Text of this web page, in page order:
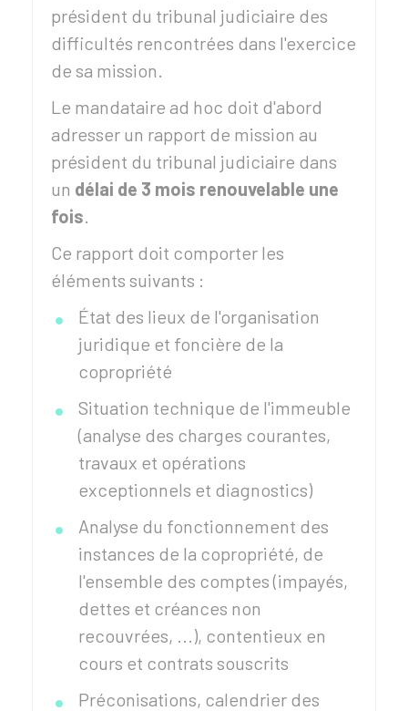
président du tribunal judiciaire des
difficultés rencontrées dans l'exercice
de sa mission.
Le mandataire ad hoc doit d'abord
adresser un rapport de mission au
président du tribunal judiciaire dans
un délai de 3 mois renouvelable une
fois.
Ce rapport doit comporter les
éléments suivants :
État des lieux de l'organisation
juridique et foncière de la
copropriété
Situation technique de l'immeuble
(analyse des charges courantes,
travaux et opérations
exceptionnels et diagnostics)
Analyse du fonctionnement des
instances de la copropriété, de
l'ensemble des comptes (impayés,
dettes et créances non
recouvrées, ...), contentieux en
cours et contrats souscrits
Préconisations, calendrier des